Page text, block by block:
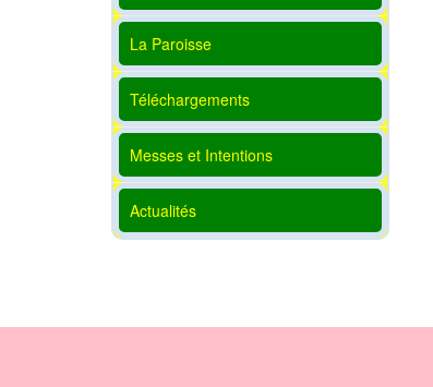
La Paroisse
Téléchargements
Messes et Intentions
Actualités